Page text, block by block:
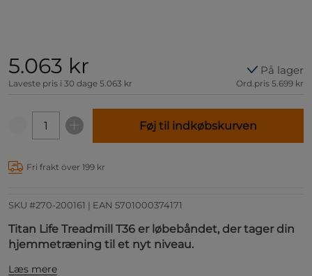
5.063 kr
Laveste pris i 30 dage 5.063 kr Ord.pris 5.699 kr
På lager
Føj til indkøbskurven
Fri frakt över 199 kr
SKU #270-200161 | EAN 5701000374171
Titan Life Treadmill T36 er løbebåndet, der tager din
hjemmetræning til et nyt niveau.
Læs mere